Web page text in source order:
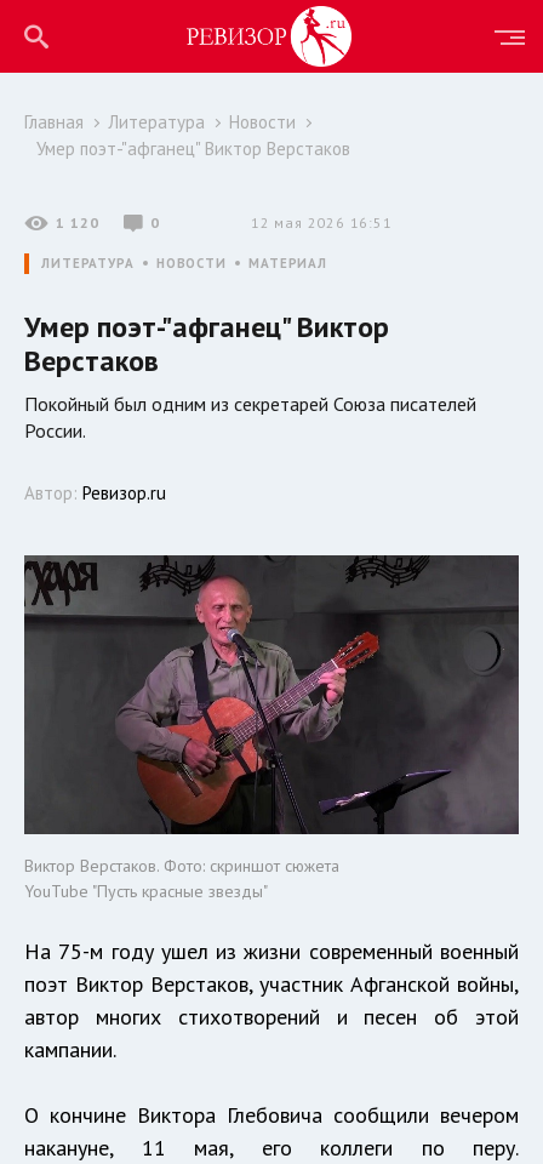
Главная Литература
Новости
Умер поэт-"афганец" Виктор Верстаков
1 120 0 12 мая 2026 16:51
ЛИТЕРАТУРА НОВОСТИ МАТЕРИАЛ
Умер поэт-"афганец" Виктор
Верстаков
Покойный был одним из секретарей Союза писателей
России.
Автор: Ревизор.ru
Виктор Верстаков. Фото: скриншот сюжета
YouTube "Пусть красные звезды"
На 75-м году ушел из жизни современный военный
поэт Виктор Верстаков, участник Афганской войны,
автор многих стихотворений и песен об этой
кампании.
О кончине Виктора Глебовича сообщили вечером
накануне, 11 мая, его коллеги по перу.